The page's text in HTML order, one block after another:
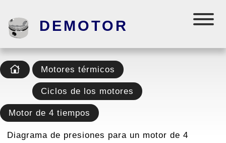
DEMOTOR
Motores térmicos
Ciclos de los motores
Motor de 4 tiempos
Diagrama de presiones para un motor de 4